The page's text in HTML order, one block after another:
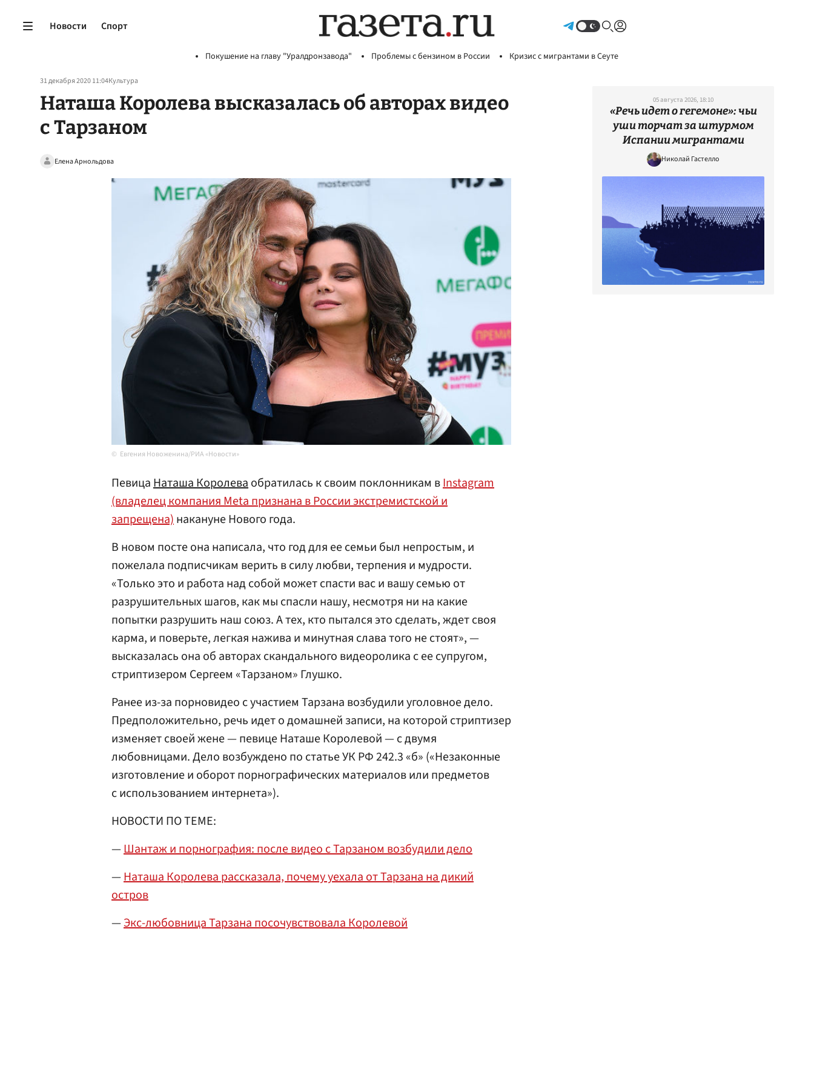
Новости Спорт
Покушение на главу "Уралдронзавода" Проблемы с бензином в России Кризис с мигрантами в Сеуте
31 декабря 2020 11:04Культура
Наташа Королева высказалась об авторах видео
с Тарзаном
Елена Арнольдова
Евгения Новоженина/РИА «Новости»
ПевицаНаташа Королеваобратилась к своим поклонникам вInstagram
(владелец компания Meta признана в России экстремистской и
запрещена)накануне Нового года.
В новом посте она написала, что год для ее семьи был непростым, и
пожелала подписчикам верить в силу любви, терпения и мудрости.
«Только это и работа над собой может спасти вас и вашу семью от
разрушительных шагов, как мы спасли нашу, несмотря ни на какие
попытки разрушить наш союз. А тех, кто пытался это сделать, ждет своя
карма, и поверьте, легкая нажива и минутная слава того не стоят», —
высказалась она об авторах скандального видеоролика с ее супругом,
стриптизером Сергеем «Тарзаном» Глушко.
Ранее из-за порновидео с участием Тарзана возбудили уголовное дело.
Предположительно, речь идет о домашней записи, на которой стриптизер
изменяет своей жене — певице Наташе Королевой — с двумя
любовницами. Дело возбуждено по статье УК РФ 242.3 «б» («Незаконные
изготовление и оборот порнографических материалов или предметов
с использованием интернета»).
НОВОСТИ ПО ТЕМЕ:
—Шантаж и порнография: после видео с Тарзаном возбудили дело
—Наташа Королева рассказала, почему уехала от Тарзана на дикий
остров
—Экс-любовница Тарзана посочувствовала Королевой
05 августа 2026, 18:10
«Речь идет о гегемоне»: чьи
уши торчат за штурмом
Испании мигрантами
Николай Гастелло